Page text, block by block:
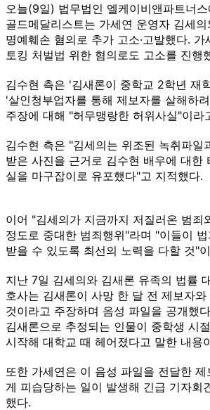
오늘(9일) 법무법인 엘케이비앤파트너
골드메달리스트는 가세연 운영자 김세
명예훼손 혐의로 추가 고소·고발했다.
토킹 처벌법 위한 혐의로도 고소를 진행
김수현 측은 '김새론이 중학교 2학년 재
'살인청부업자를 통해 제보자를 살해하
주장에 대해 "허무맹랑한 허위사실"이라
김수현 측은 "김세의는 위조된 녹취파일
받은 사진을 근거로 김수현 배우에 대한
실을 마구잡이로 유포했다"고 지적했다.
이어 "김세의가 지금까지 저질러온 범죄
정도로 중대한 범죄행위"라며 "이들이
받을 수 있도록 최선의 노력을 다할 것"
지난 7일 김세의와 김새론 유족의 법률
호사는 김새론이 사망 한 달 전 제보자
것이라고 주장하며 음성 파일을 공개했
김새론으로 추정되는 인물이 중학생 시
시작해 대학교 때 헤어졌다고 말한 내용
또한 가세연은 이 음성 파일을 전달한
게 피습당하는 일이 발생해 긴급 기자회
했다.